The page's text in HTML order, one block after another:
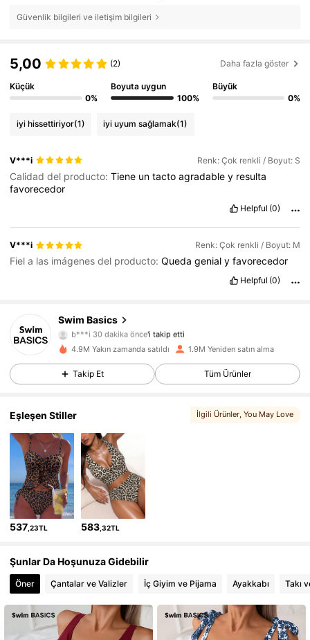
Güvenlik bilgileri ve iletişim bilgileri
5,00 (2) Daha fazla göster
Küçük
0%
Boyuta uygun
100%
Büyük
0%
iyi hissettiriyor(1) iyi uyum sağlamak(1)
V***i Renk: Çok renkli / Boyut: S
Calidad del producto:Tiene untactoagradabley resulta
favorecedor
Helpful (0)
V***i Renk: Çok renkli / Boyut: M
Fiel a las imágenes del producto:Quedagenialyfavorecedor
Helpful (0)
Swim Basics
4,86
136K Takipçiler
b***i 30 dakika önce'i takip etti
4,86 136K Takipçiler
4,86 136K Takipçiler
4,86 136K Takipçiler
4,86 136K Takipçiler
4,86 136K Takipçiler
4.9M Yakın zamanda satıldı 1.9M Yeniden satın alma
Takip Et Tüm Ürünler
Eşleşen Stiller İlgili Ürünler, You May Love
537 ,23TL 583 ,32TL
Şunlar Da Hoşunuza Gidebilir
Öner Çantalar ve Valizler İç Giyim ve Pijama Ayakkabı Takı